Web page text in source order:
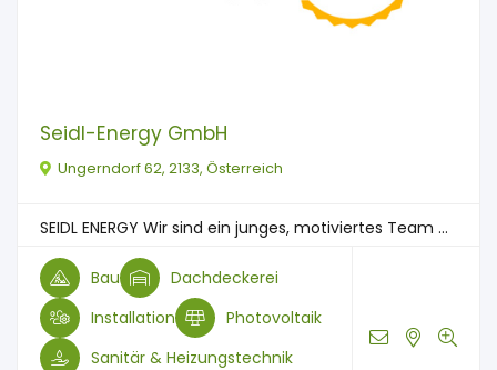
Seidl-Energy GmbH
Ungerndorf 62, 2133, Österreich
SEIDL ENERGY Wir sind ein junges, motiviertes Team ...
Bau
Dachdeckerei
Installation
Photovoltaik
Sanitär & Heizungstechnik